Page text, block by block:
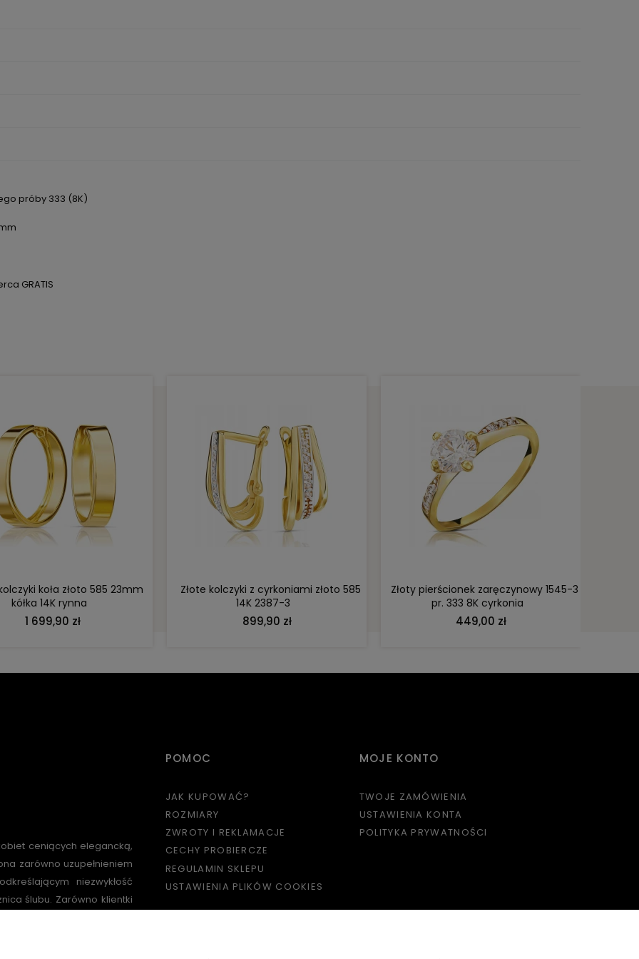
próby 333 (8K)
GRATIS
koła złoto 585 23mm
kółka 14K rynna
1 699,90 zł
DO KOSZYKA
Złote kolczyki z cyrkoniami złoto 585
14K 2387-3
899,90 zł
DO KOSZYKA
Złoty pierścionek zaręczynowy 1545-3
pr. 333 8K cyrkonia
449,00 zł
DO KOSZYKA
ceniących elegancką,
zarówno uzupełnieniem
niezwykłość
ślubu. Zarówno klientki
POMOC
JAK KUPOWAĆ?
ROZMIARY
ZWROTY I REKLAMACJE
CECHY PROBIERCZE
REGULAMIN SKLEPU
USTAWIENIA PLIKÓW COOKIES
MOJE KONTO
TWOJE ZAMÓWIENIA
USTAWIENIA KONTA
POLITYKA PRYWATNOŚCI